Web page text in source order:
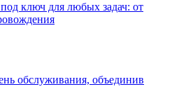
ключ для любых задач: от
обслуживания, объединив